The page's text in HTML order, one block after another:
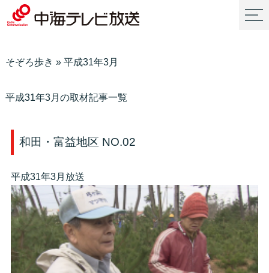
そぞろ歩き » 平成31年3月
平成31年3月の取材記事一覧
和田・富益地区 NO.02
平成31年3月放送